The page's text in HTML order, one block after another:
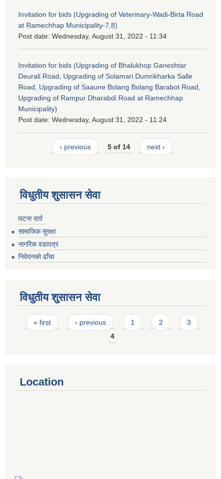
Invitation for bids (Upgrading of Veterinary-Wadi-Birta Road
at Ramechhap Municipality-7,8)
Post date: Wednesday, August 31, 2022 - 11:34
Invitation for bids (Upgrading of Bhalukhop Ganeshtar
Deurali Road, Upgrading of Solamari Dumrikharka Salle
Road, Upgrading of Saaune Bolang Bolang Barabot Road,
Upgrading of Rampur Dharabdi Road at Ramechhap
Municipality)
Post date: Wednesday, August 31, 2022 - 11:24
‹ previous 5 of 14 next ›
विधुतीय शुसासन सेवा
घटना दर्ता
सामाजिक सुरक्षा
नागरिक वडापत्र
निवेदनको ढाँचा
विधुतीय शुसासन सेवा
Pages
« first ‹ previous 1 2
3
4
Location